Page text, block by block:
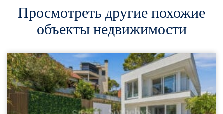
Просмотреть другие похожие
объекты недвижимости